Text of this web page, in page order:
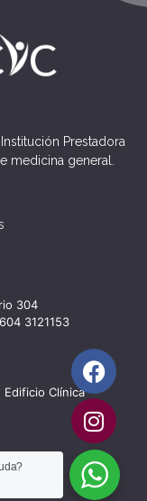
Prestadora
medicina general.
304
3121153
Clínica